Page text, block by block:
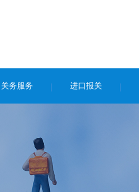
关务服务 进口报关